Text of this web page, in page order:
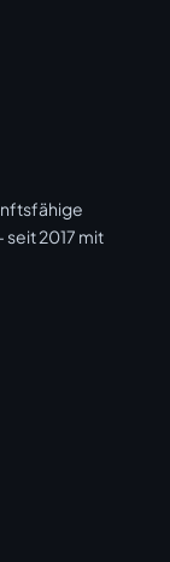
seit 2017 mit